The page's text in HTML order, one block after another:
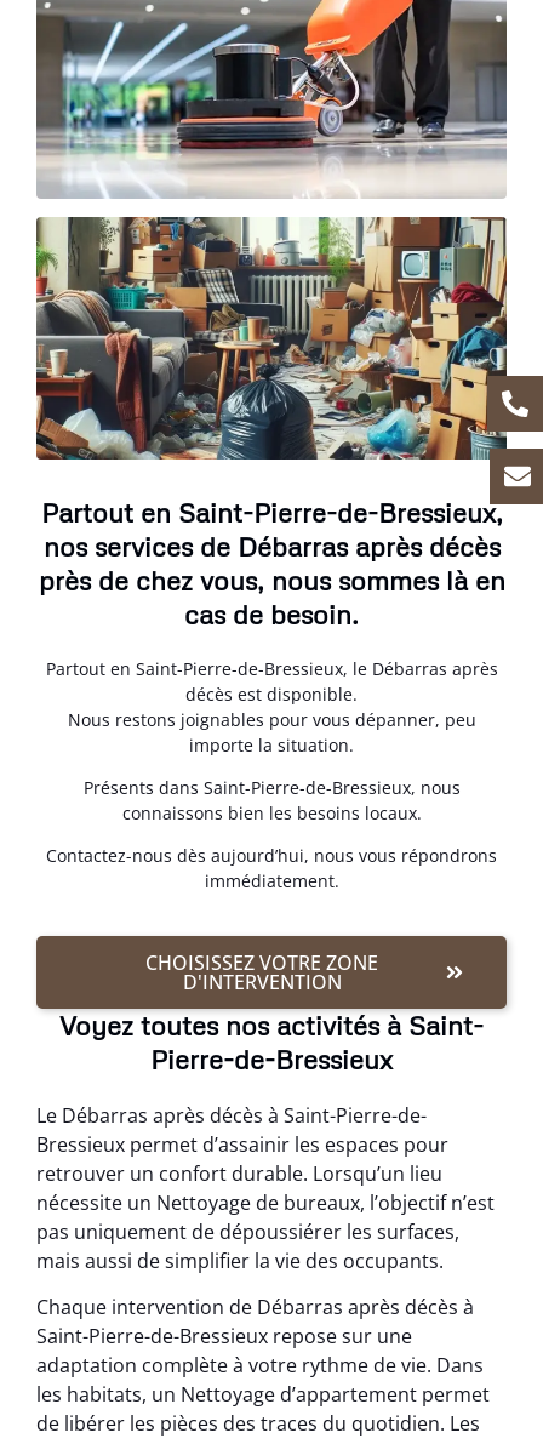
Partout en Saint-Pierre-de-Bressieux,
nos services de Débarras après décès
près de chez vous, nous sommes là en
cas de besoin.
Partout en Saint-Pierre-de-Bressieux, le Débarras après
décès est disponible.
Nous restons joignables pour vous dépanner, peu
importe la situation.
Présents dans Saint-Pierre-de-Bressieux, nous
connaissons bien les besoins locaux.
Contactez-nous dès aujourd’hui, nous vous répondrons
immédiatement.
CHOISISSEZ VOTRE ZONE
D'INTERVENTION
Voyez toutes nos activités à Saint-
Pierre-de-Bressieux
Le Débarras après décès à Saint-Pierre-de-
Bressieux permet d’assainir les espaces pour
retrouver un confort durable. Lorsqu’un lieu
nécessite un Nettoyage de bureaux, l’objectif n’est
pas uniquement de dépoussiérer les surfaces,
mais aussi de simplifier la vie des occupants.
Chaque intervention de Débarras après décès à
Saint-Pierre-de-Bressieux repose sur une
adaptation complète à votre rythme de vie. Dans
les habitats, un Nettoyage d’appartement permet
de libérer les pièces des traces du quotidien. Les